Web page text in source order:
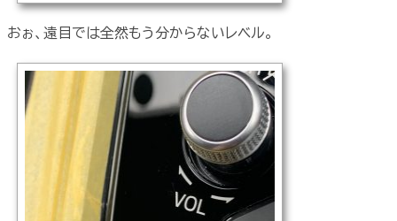
おぉ、遠目では全然もう分からないレベル。